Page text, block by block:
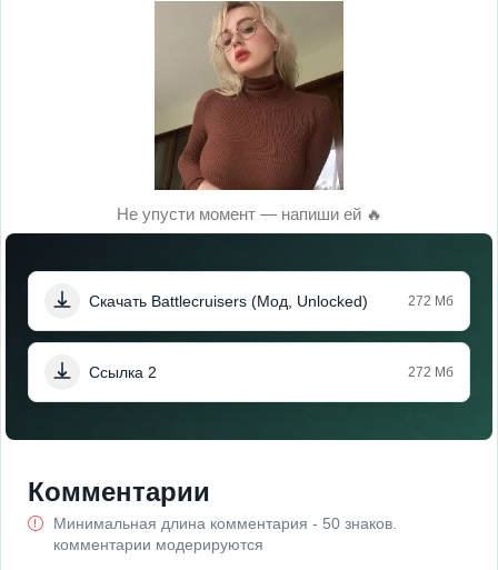
Не упусти момент — напиши ей 🔥
Скачать Battlecruisers (Мод, Unlocked) 272 Мб
Ссылка 2 272 Мб
Комментарии
Минимальная длина комментария - 50 знаков.
комментарии модерируются